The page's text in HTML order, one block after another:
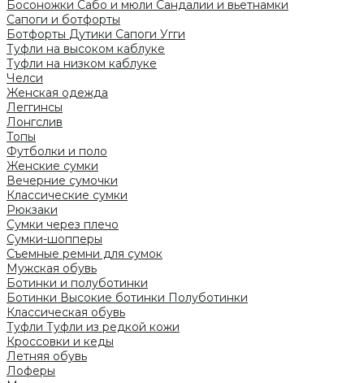
Босоножки Сабо и мюли Сандалии и вьетнамки
Сапоги и ботфорты
Ботфорты Дутики Сапоги Угги
Туфли на высоком каблуке
Туфли на низком каблуке
Челси
Женская одежда
Леггинсы
Лонгслив
Топы
Футболки и поло
Женские сумки
Вечерние сумочки
Классические сумки
Рюкзаки
Сумки через плечо
Сумки-шопперы
Съемные ремни для сумок
Мужская обувь
Ботинки и полуботинки
Ботинки Высокие ботинки Полуботинки
Классическая обувь
Туфли Туфли из редкой кожи
Кроссовки и кеды
Летняя обувь
Лоферы